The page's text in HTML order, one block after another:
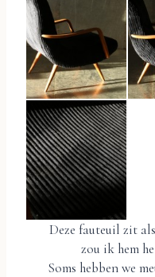
Deze fauteuil zit
zou ik hem
Soms hebben we